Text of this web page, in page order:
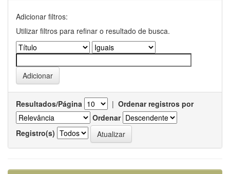
Adicionar filtros:
Utilizar filtros para refinar o resultado de busca.
Resultados/Página | Ordenar registros por
Ordenar
Registro(s)